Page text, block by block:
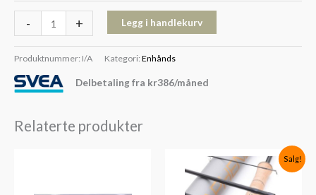
- + Legg i handlekurv
Produktnummer: I/A Kategori: Enhånds
Delbetaling fra kr386/måned
Relaterte produkter
Salg!
Opprinnelig
pris
var:
kr9,399.
Nåværende
pris
er:
kr6,899.